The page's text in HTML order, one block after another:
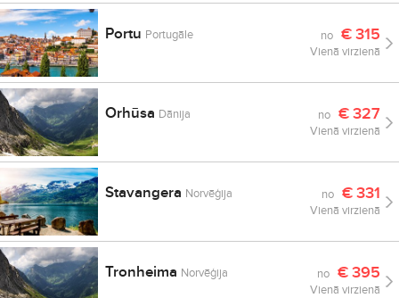
Portu Portugāle no €315
Vienā virzienā
Orhūsa Dānija no €327
Vienā virzienā
Stavangera Norvēģija no €331
Vienā virzienā
Tronheima Norvēģija no €395
Vienā virzienā